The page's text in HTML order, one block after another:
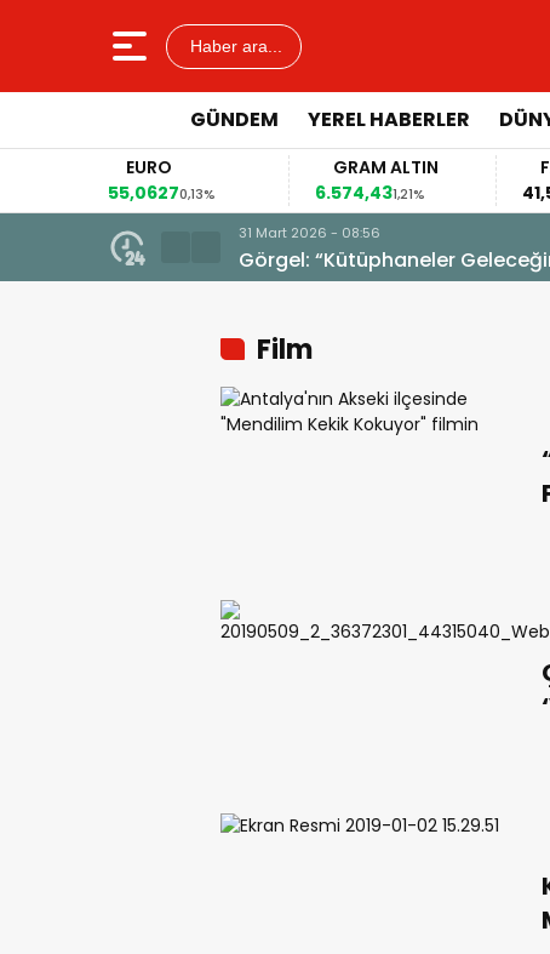
Haber ara...
GÜNDEM YEREL HABERLER
EURO
55,06270,13%
GRAM ALTIN
6.574,431,21%
31 Mart 2026 - 08:56
Görgel: “Kütüphaneler
Film